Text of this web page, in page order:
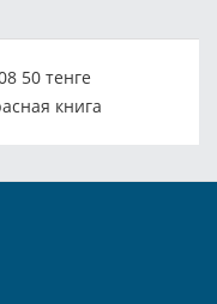
50 тенге
книга